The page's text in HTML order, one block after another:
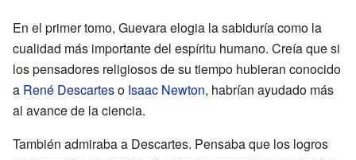
En el primer tomo, Guevara elogia la sabiduría como la
cualidad más importante del espíritu humano. Creía que si
los pensadores religiosos de su tiempo hubieran conocido
a René Descarteso Isaac Newton, habrían ayudado más
al avance de la ciencia.
También admiraba a Descartes. Pensaba que los logros